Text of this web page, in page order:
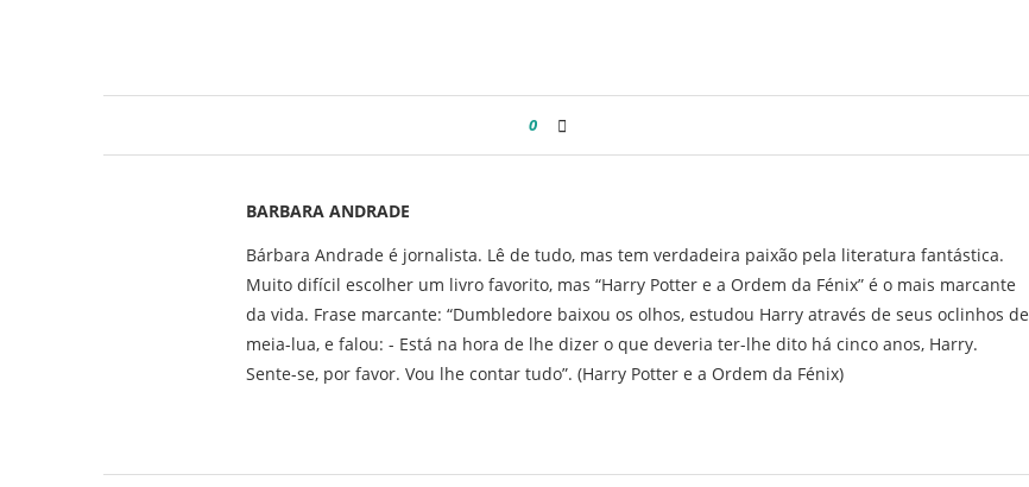
0
BARBARA ANDRADE
Bárbara Andrade é jornalista. Lê de tudo, mas tem verdadeira paixão pela literatura fantástica.
Muito difícil escolher um livro favorito, mas “Harry Potter e a Ordem da Fénix” é o mais marcante
da vida. Frase marcante: “Dumbledore baixou os olhos, estudou Harry através de seus oclinhos de
meia-lua, e falou: - Está na hora de lhe dizer o que deveria ter-lhe dito há cinco anos, Harry.
Sente-se, por favor. Vou lhe contar tudo”. (Harry Potter e a Ordem da Fénix)